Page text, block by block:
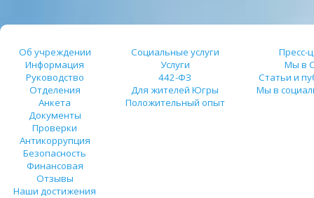
Об учреждении
Информация
Руководство
Отделения
Анкета
Документы
Проверки
Антикоррупция
Безопасность
Финансовая
Отзывы
Наши достижения
Социальные услуги
Услуги
442-ФЗ
Для жителей Югры
Положительный опыт
Пресс-
Мы в
Статьи и
Мы в